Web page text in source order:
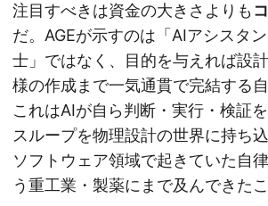
注目すべきは資金の大きさよりも
だ。AGEが示すのは「AIアシスタ
士」ではなく、目的を与えれば設
様の作成まで一気通貫で完結する自
これはAIが自ら判断・実行・検証
スループを物理設計の世界に持ち
ソフトウェア領域で起きていた自
う重工業・製薬にまで及んできた